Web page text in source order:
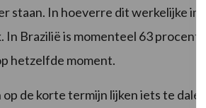
staan. In hoeverre dit werkelijke
In Brazilië is momenteel 63
hetzelfde moment.
op de korte termijn lijken iets te